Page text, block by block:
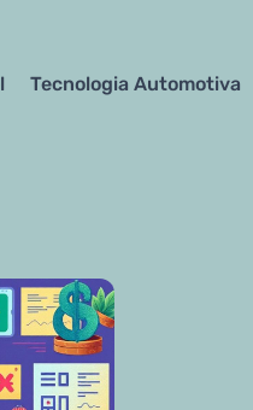
Tecnologia Automotiva